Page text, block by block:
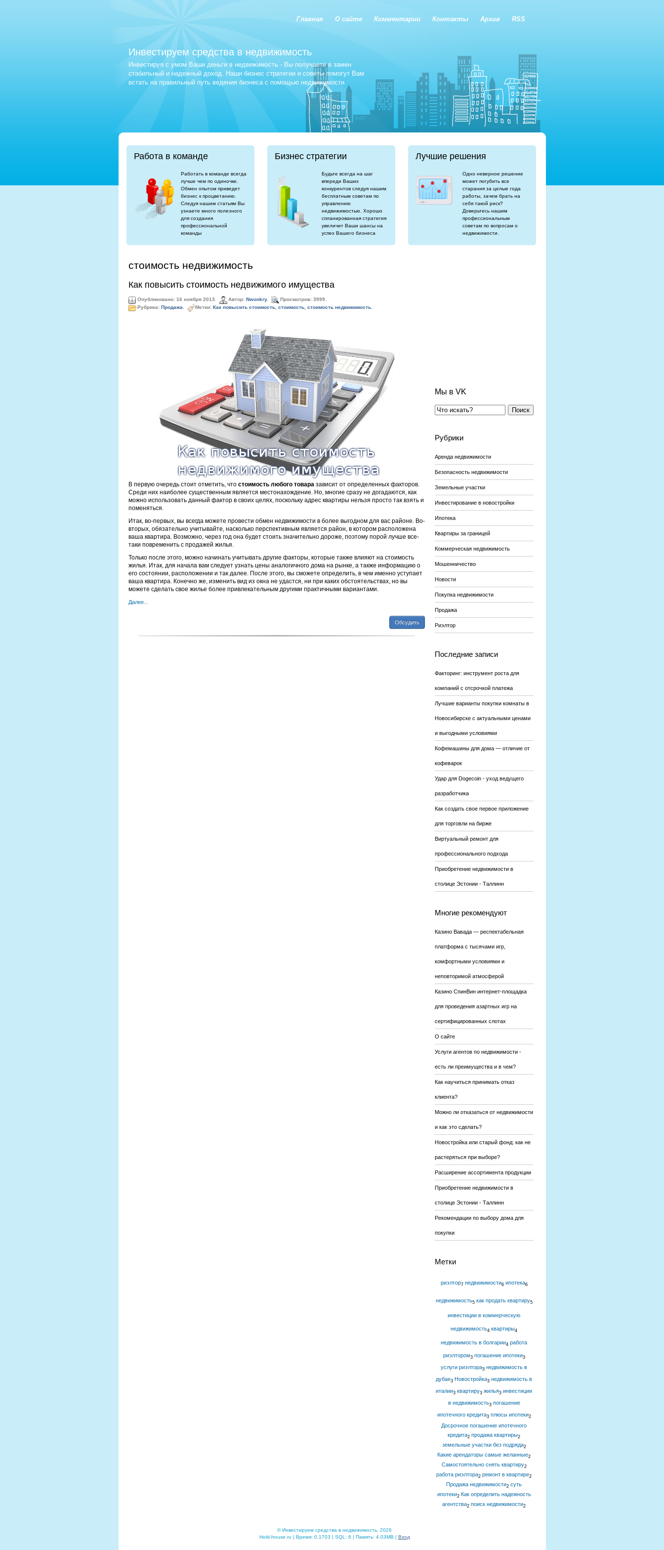
Главная О сайте Комментарии Контакты Архив RSS
Инвестируем средства в недвижимость
Инвестируя с умом Ваши деньги в недвижимость - Вы получаете в замен
стабильный и надежный доход. Наши бизнес стратегии и советы помогут Вам
встать на правильный путь ведения бизнеса с помощью недвижимости.
Работа в команде
Работать в команде всегда
лучше чем по одиночке.
Обмен опытом приведет
бизнес к процветанию.
Следуя нашим статьям Вы
узнаете много полезного
для создания
профессиональной
команды
Бизнес стратегии
Будьте всегда на шаг
впереди Ваших
конкурентов следуя нашим
бесплатным советам по
управлению
недвижимостью. Хорошо
спланированная стратегия
увеличит Ваши шансы на
успех Вашего бизнеса
Лучшие решения
Одно неверное решение
может погубить все
старания за целые года
работы, зачем брать на
себя такой риск?
Доверьтесь нашим
профессиональным
советам по вопросам о
недвижимости.
стоимость недвижимость
Как повысить стоимость недвижимого имущества
Опубликовано: 16 ноября 2013. Автор: Nwonkry.
Просмотров: 3999.
Рубрика: Продажа Метки: Как повысить стоимость, стоимость, стоимость недвижимость.
В первую очередь стоит отметить, что стоимость любого товаразависит от определенных факторов.
Среди них наиболее существенным является местонахождение. Но, многие сразу не догадаются, как
можно использовать данный фактор в своих целях, поскольку адрес квартиры нельзя просто так взять и
поменяться.
Итак, во-первых, вы всегда можете провести обмен недвижимости в более выгодном для вас районе. Во-
вторых, обязательно учитывайте, насколько перспективным является район, в котором расположена
ваша квартира. Возможно, через год она будет стоить значительно дороже, поэтому порой лучше все-
таки повременить с продажей жилья.
Только после этого, можно начинать учитывать другие факторы, которые также влияют на стоимость
жилья. Итак, для начала вам следует узнать цены аналогичного дома на рынке, а также информацию о
его состоянии, расположении и так далее. После этого, вы сможете определить, в чем именно уступает
ваша квартира. Конечно же, изменить вид из окна не удастся, ни при каких обстоятельствах, но вы
можете сделать свое жилье более привлекательным другими практичными вариантами.
Далее...
Обсудить
Мы в VK
Поиск
Рубрики
Аренда недвижимости
Безопасность недвижимости
Земельные участки
Инвестирование в новостройки
Ипотека
Квартиры за границей
Коммерческая недвижимость
Мошенничество
Новости
Покупка недвижимости
Продажа
Риэлтор
Последние записи
Факторинг: инструмент роста для
компаний с отсрочкой платежа
Лучшие варианты покупки комнаты в
Новосибирске с актуальными ценами
и выгодными условиями
Кофемашины для дома — отличие от
кофеварок
Удар для Dogecoin - уход ведущего
разработчика
Как создать свое первое приложение
для торговли на бирже
Виртуальный ремонт для
профессионального подхода
Приобретение недвижимости в
столице Эстонии - Таллинн
Многие рекомендуют
Казино Вавада — респектабельная
платформа с тысячами игр,
комфортными условиями и
неповторимой атмосферой
Казино СпинВин интернет-площадка
для проведения азартных игр на
сертифицированных слотах
О сайте
Услуги агентов по недвижимости -
есть ли преимущества и в чем?
Как научиться принимать отказ
клиента?
Можно ли отказаться от недвижимости
и как это сделать?
Новостройка или старый фонд: как не
растеряться при выборе?
Расширение ассортимента продукции
Приобретение недвижимости в
столице Эстонии - Таллинн
Рекомендации по выбору дома для
покупки
Метки
риэлтор7 недвижимости6 ипотека6
недвижимость5 как продать квартиру5
инвестиции в коммерческую
недвижимость4 квартиры4
недвижимость в болгарии4 работа
риэлтором3 погашение ипотеки3
услуги риэлтора3 недвижимость в
дубае3 Новостройка3 недвижимость в
италии3 квартиру3 жилья3 инвестиции
в недвижимость3 погашение
ипотечного кредита3 плюсы ипотеки2
Досрочное погашение ипотечного
кредита2 продажа квартиры2
земельные участки без подряда2
Какие арендаторы самые желанные2
Самостоятельно снять квартиру2
работа риэлтора2 ремонт в квартире2
Продажа недвижимости2 суть
ипотеки2 Как определить надежность
агентства2 поиск недвижимости2
© Инвестируем средства в недвижимость, 2026
Hold-house.ru | Время: 0.1703 | SQL: 6 | Память: 4.03MB | Вход